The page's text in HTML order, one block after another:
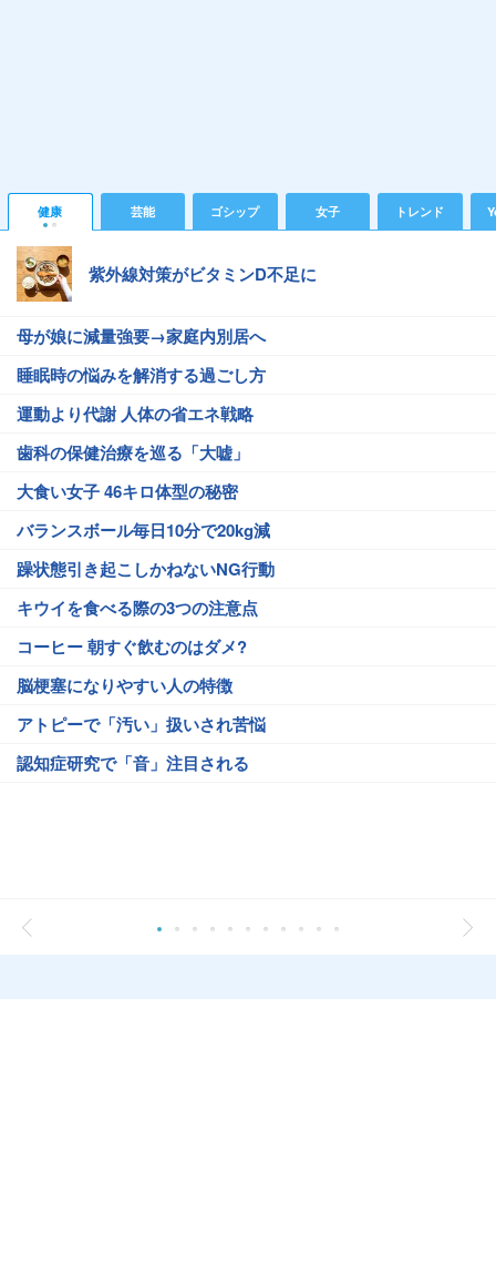
健康 芸能 ゴシップ 女子 トレンド
紫外線対策がビタミンD不足に
母が娘に減量強要→家庭内別居へ
睡眠時の悩みを解消する過ごし方
運動より代謝 人体の省エネ戦略
歯科の保健治療を巡る「大嘘」
大食い女子 46キロ体型の秘密
バランスボール毎日10分で20kg減
躁状態引き起こしかねないNG行動
キウイを食べる際の3つの注意点
コーヒー 朝すぐ飲むのはダメ?
脳梗塞になりやすい人の特徴
アトピーで「汚い」扱いされ苦悩
認知症研究で「音」注目される